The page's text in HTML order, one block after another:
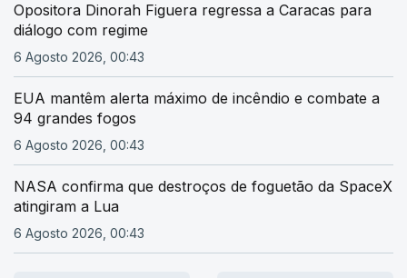
Opositora Dinorah Figuera regressa a Caracas para
diálogo com regime
6 Agosto 2026, 00:43
EUA mantêm alerta máximo de incêndio e combate a
94 grandes fogos
6 Agosto 2026, 00:43
NASA confirma que destroços de foguetão da SpaceX
atingiram a Lua
6 Agosto 2026, 00:43